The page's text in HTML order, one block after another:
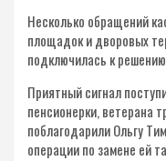
Несколько обращений
площадок и дворовых
подключилась к
Приятный сигнал
пенсионерки, ветерана
поблагодарили Ольгу
операции по замене ей